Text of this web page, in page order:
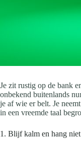
Je zit rustig op de bank
onbekend buitenlands
je af wie er belt. Je
in een vreemde taal
1. Blijf kalm en hang